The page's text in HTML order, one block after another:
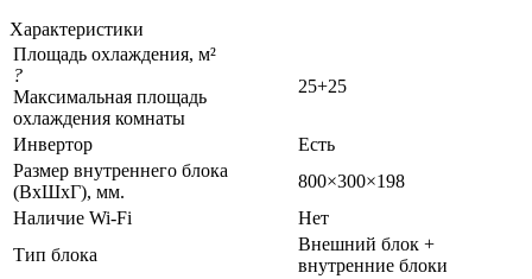
Характеристики
Площадь охлаждения, м²
?
Максимальная площадь
охлаждения комнаты
25+25
Инвертор
Есть
Размер внутреннего блока
(ВхШхГ), мм.
800×300×198
Наличие Wi-Fi
Нет
Тип блока
Внешний блок +
внутренние блоки